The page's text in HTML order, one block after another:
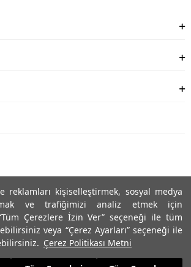
reklamları kişiselleştirmek, sosyal medya
ve trafiğimizi analiz etmek için
Çerezlere İzin Ver” seçeneği ile tüm
veya “Çerez Ayarları” seçeneği ile
Çerez Politikası Metni
Tüm Hakları Saklıdır, İzinsiz kullanılamaz